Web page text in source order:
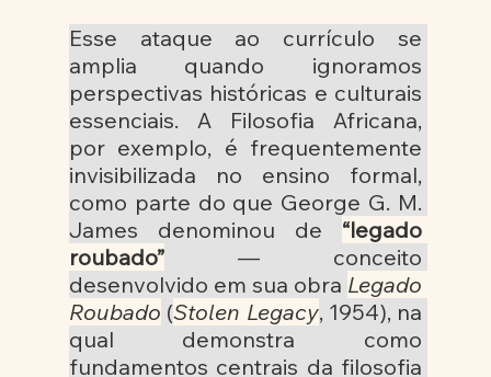
Esse ataque ao currículo se
amplia quando ignoramos
perspectivas históricas e culturais
essenciais. A Filosofia Africana,
por exemplo, é frequentemente
invisibilizada no ensino formal,
como parte do que George G. M.
James denominou de “legado
roubado” — conceito
desenvolvido em sua obra Legado
Roubado (Stolen Legacy, 1954), na
qual demonstra como
fundamentos centrais da filosofia